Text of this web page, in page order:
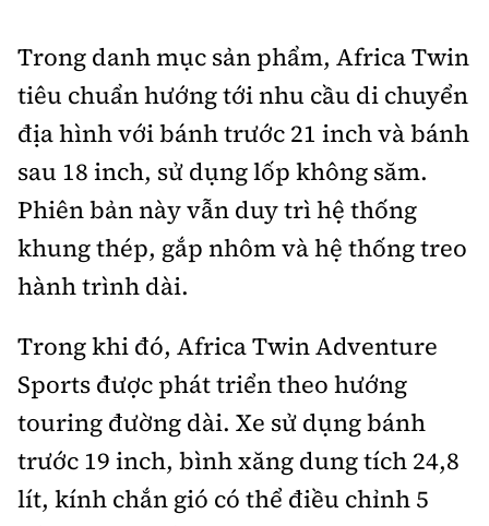
Trong danh mục sản phẩm, Africa Twin
tiêu chuẩn hướng tới nhu cầu di chuyển
địa hình với bánh trước 21 inch và bánh
sau 18 inch, sử dụng lốp không săm.
Phiên bản này vẫn duy trì hệ thống
khung thép, gắp nhôm và hệ thống treo
hành trình dài.
Trong khi đó, Africa Twin Adventure
Sports được phát triển theo hướng
touring đường dài. Xe sử dụng bánh
trước 19 inch, bình xăng dung tích 24,8
lít, kính chắn gió có thể điều chỉnh 5